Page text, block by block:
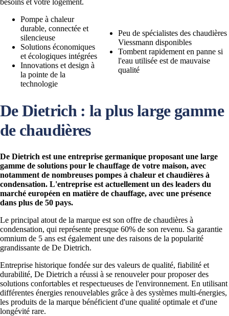
besoins et votre logement.
Pompe à chaleur
durable, connectée et
silencieuse
Solutions économiques
et écologiques intégrées
Innovations et design à
la pointe de la
technologie
Peu de spécialistes des chaudières
Viessmann disponibles
Tombent rapidement en panne si
l'eau utilisée est de mauvaise
qualité
De Dietrich : la plus large gamme
de chaudières
De Dietrich est une entreprise germanique proposant une large
gamme de solutions pour le chauffage de votre maison, avec
notamment de nombreuses pompes à chaleur et chaudières à
condensation. L'entreprise est actuellement un des leaders du
marché européen en matière de chauffage, avec une présence
dans plus de 50 pays.
Le principal atout de la marque est son offre de chaudières à
condensation, qui représente presque 60% de son revenu. Sa garantie
omnium de 5 ans est également une des raisons de la popularité
grandissante de De Dietrich.
Entreprise historique fondée sur des valeurs de qualité, fiabilité et
durabilité, De Dietrich a réussi à se renouveler pour proposer des
solutions confortables et respectueuses de l'environnement. En utilisant
différentes énergies renouvelables grâce à des systèmes multi-énergies,
les produits de la marque bénéficient d'une qualité optimale et d'une
longévité rare.